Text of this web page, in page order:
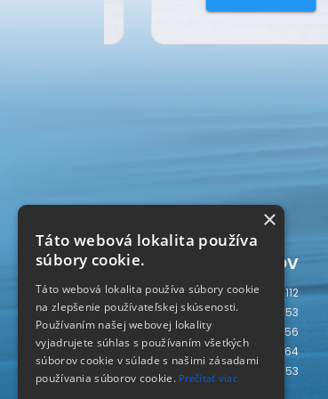
Počítadlo prístupov
Dnes
112
Včera
753
Tento týždeň
2856
Tento mesiac
4364
Spolu
237353
×
Táto webová lokalita používa
súbory cookie.
Táto webová lokalita používa súbory cookie
na zlepšenie používateľskej skúsenosti.
Používaním našej webovej lokality
vyjadrujete súhlas s používaním všetkých
súborov cookie v súlade s našimi zásadami
používania súborov cookie. Prečítať viac